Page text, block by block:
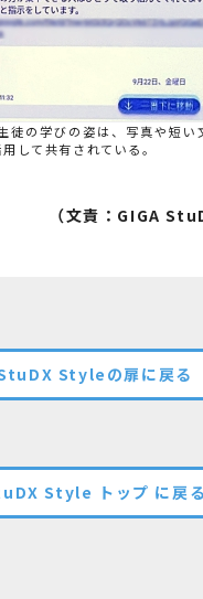
徒の学びの姿は、写真や短い
して共有されている。
（文責：GIGA
Styleの扉に戻る
Style トップ に戻る